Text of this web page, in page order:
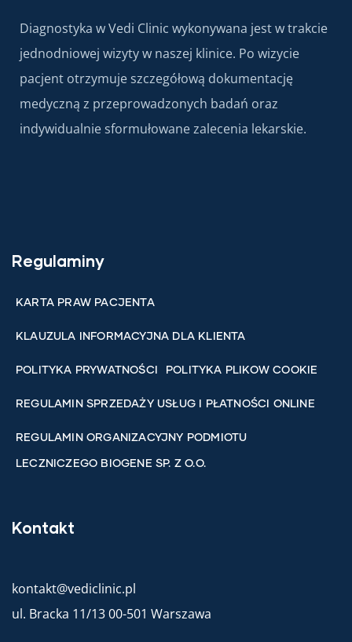
Diagnostyka w Vedi Clinic wykonywana jest w trakcie
jednodniowej wizyty w naszej klinice. Po wizycie
pacjent otrzymuje szczegółową dokumentację
medyczną z przeprowadzonych badań oraz
indywidualnie sformułowane zalecenia lekarskie.
Regulaminy
KARTA PRAW PACJENTA
KLAUZULA INFORMACYJNA DLA KLIENTA
POLITYKA PRYWATNOŚCI POLITYKA PLIKOW COOKIE
REGULAMIN SPRZEDAŻY USŁUG I PŁATNOŚCI ONLINE
REGULAMIN ORGANIZACYJNY PODMIOTU
LECZNICZEGO BIOGENE SP. Z O.O.
Kontakt
kontakt@vediclinic.pl
ul. Bracka 11/13 00-501 Warszawa